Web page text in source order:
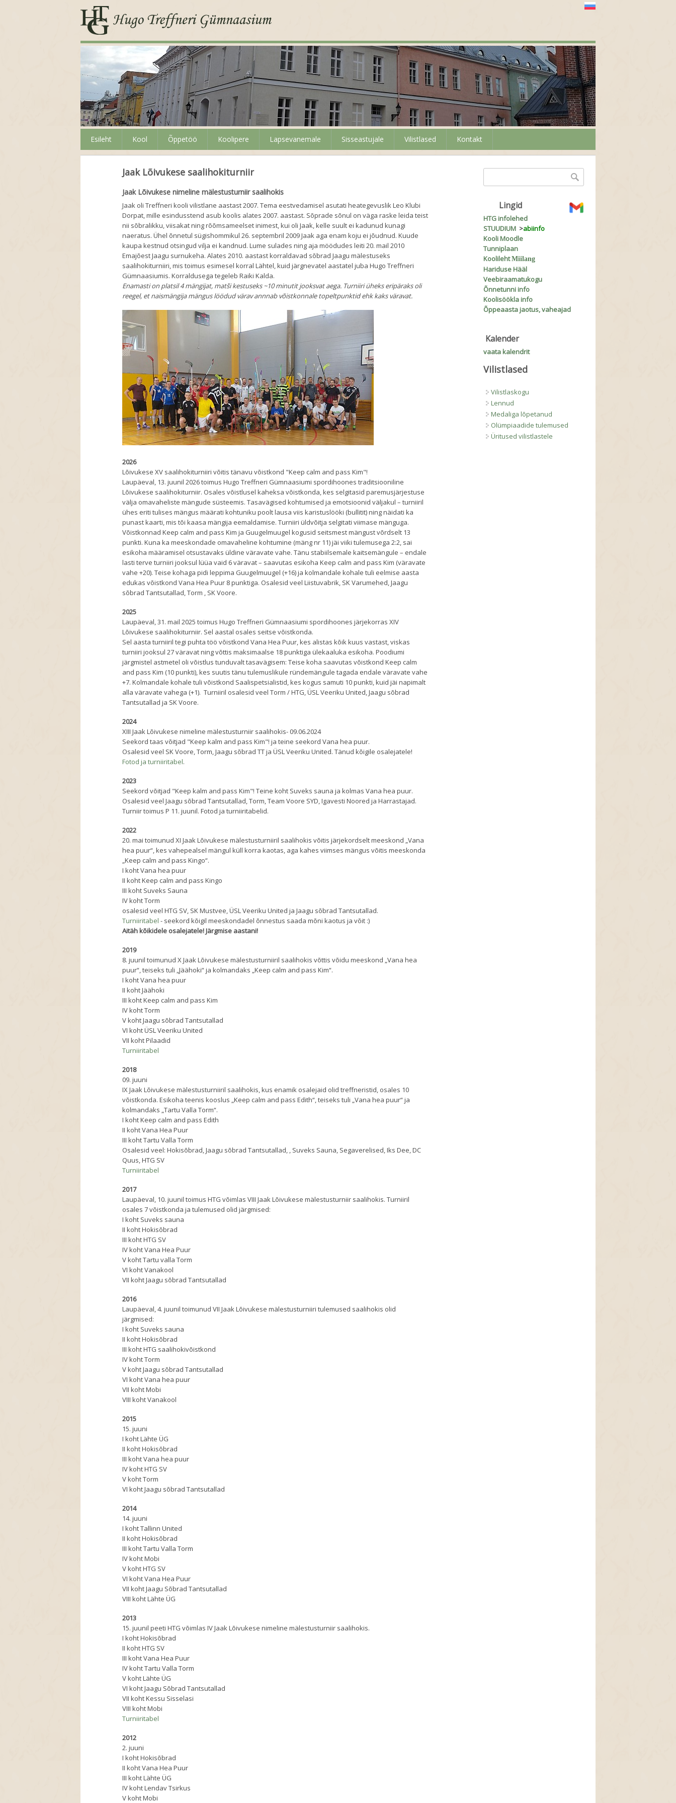
Esileht Kool Õppetöö Koolipere Lapsevanemale Sisseastujale Vilistlased Kontakt
Jaak Lõivukese saalihokiturniir
Jaak Lõivukese nimeline mälestusturniir saalihokis
Jaak oli Treffneri kooli vilistlane aastast 2007. Tema eestvedamisel asutati heategevuslik Leo Klubi
Dorpat, mille esindusstend asub koolis alates 2007. aastast. Sõprade sõnul on väga raske leida teist
nii sõbralikku, viisakat ning rõõmsameelset inimest, kui oli Jaak, kelle suult ei kadunud kunagi
naeratus. Ühel õnnetul sügishommikul 26. septembril 2009 Jaak aga enam koju ei jõudnud. Kuude
kaupa kestnud otsingud vilja ei kandnud. Lume sulades ning aja möödudes leiti 20. mail 2010
Emajõest Jaagu surnukeha. Alates 2010. aastast korraldavad sõbrad Jaagu mälestuseks
saalihokiturniiri, mis toimus esimesel korral Lähtel, kuid järgnevatel aastatel juba Hugo Treffneri
Gümnaasiumis. Korraldusega tegeleb Raiki Kalda.
Enamasti on platsil 4 mängijat, matši kestuseks ~10 minutit jooksvat aega. Turniiri üheks eripäraks oli
reegel, et naismängija mängus löödud värav annnab võistkonnale topeltpunktid ehk kaks väravat.
2026
Lõivukese XV saalihokiturniiri võitis tänavu võistkond "Keep calm and pass Kim"!
Laupäeval, 13. juunil 2026 toimus Hugo Treffneri Gümnaasiumi spordihoones traditsiooniline
Lõivukese saalihokiturniir. Osales võistlusel kaheksa võistkonda, kes selgitasid paremusjärjestuse
välja omavaheliste mängude süsteemis. Tasavägised kohtumised ja emotsioonid väljakul – turniiril
ühes eriti tulises mängus määrati kohtuniku poolt lausa viis karistuslööki (bullitit) ning näidati ka
punast kaarti, mis tõi kaasa mängija eemaldamise. Turniiri üldvõitja selgitati viimase mänguga.
Võistkonnad Keep calm and pass Kim ja Guugelmuugel kogusid seitsmest mängust võrdselt 13
punkti. Kuna ka meeskondade omavaheline kohtumine (mäng nr 11) jäi viiki tulemusega 2:2, sai
esikoha määramisel otsustavaks üldine väravate vahe. Tänu stabiilsemale kaitsemängule – endale
lasti terve turniiri jooksul lüüa vaid 6 väravat – saavutas esikoha Keep calm and pass Kim (väravate
vahe +20). Teise kohaga pidi leppima Guugelmuugel (+16) ja kolmandale kohale tuli eelmise aasta
edukas võistkond Vana Hea Puur 8 punktiga. Osalesid veel Liistuvabrik, SK Varumehed, Jaagu
sõbrad Tantsutallad, Torm , SK Voore.
2025
Laupäeval, 31. mail 2025 toimus Hugo Treffneri Gümnaasiumi spordihoones järjekorras XIV
Lõivukese saalihokiturniir. Sel aastal osales seitse võistkonda.
Sel aasta turniiril tegi puhta töö võistkond Vana Hea Puur, kes alistas kõik kuus vastast, viskas
turniiri jooksul 27 väravat ning võttis maksimaalse 18 punktiga ülekaaluka esikoha. Poodiumi
järgmistel astmetel oli võistlus tunduvalt tasavägisem: Teise koha saavutas võistkond Keep calm
and pass Kim (10 punkti), kes suutis tänu tulemuslikule ründemängule tagada endale väravate vahe
+7. Kolmandale kohale tuli võistkond Saalispetsialistid, kes kogus samuti 10 punkti, kuid jäi napimalt
alla väravate vahega (+1). Turniiril osalesid veel Torm / HTG, ÜSL Veeriku United, Jaagu sõbrad
Tantsutallad ja SK Voore.
2024
XIII Jaak Lõivukese nimeline mälestusturniir saalihokis- 09.06.2024
Seekord taas võitjad "Keep kalm and pass Kim"! ja teine seekord Vana hea puur.
Osalesid veel SK Voore, Torm, Jaagu sõbrad TT ja ÜSL Veeriku United. Tänud kõigile osalejatele!
Fotod ja turniiritabel.
2023
Seekord võitjad "Keep kalm and pass Kim"! Teine koht Suveks sauna ja kolmas Vana hea puur.
Osalesid veel Jaagu sõbrad Tantsutallad, Torm, Team Voore SYD, Igavesti Noored ja Harrastajad.
Turniir toimus P 11. juunil. Fotod ja turniiritabelid.
2022
20. mai toimunud XI Jaak Lõivukese mälestusturniiril saalihokis võitis järjekordselt meeskond „Vana
hea puur“, kes vahepealsel mängul küll korra kaotas, aga kahes viimses mängus võitis meeskonda
„Keep calm and pass Kingo“.
I koht Vana hea puur
II koht Keep calm and pass Kingo
III koht Suveks Sauna
IV koht Torm
osalesid veel HTG SV, SK Mustvee, ÜSL Veeriku United ja Jaagu sõbrad Tantsutallad.
Turniiritabel - seekord kõigil meeskondadel õnnestus saada mõni kaotus ja võit :)
Aitäh kõikidele osalejatele! Järgmise aastani!
2019
8. juunil toimunud X Jaak Lõivukese mälestusturniiril saalihokis võttis võidu meeskond „Vana hea
puur“, teiseks tuli „Jäähoki“ ja kolmandaks „Keep calm and pass Kim“.
I koht Vana hea puur
II koht Jäähoki
III koht Keep calm and pass Kim
IV koht Torm
V koht Jaagu sõbrad Tantsutallad
VI koht ÜSL Veeriku United
VII koht Pilaadid
Turniiritabel
2018
09. juuni
IX Jaak Lõivukese mälestusturniiril saalihokis, kus enamik osalejaid olid treffneristid, osales 10
võistkonda. Esikoha teenis kooslus „Keep calm and pass Edith“, teiseks tuli „Vana hea puur“ ja
kolmandaks „Tartu Valla Torm“.
I koht Keep calm and pass Edith
II koht Vana Hea Puur
III koht Tartu Valla Torm
Osalesid veel: Hokisõbrad, Jaagu sõbrad Tantsutallad, , Suveks Sauna, Segaverelised, Iks Dee, DC
Quus, HTG SV
Turniiritabel
2017
Laupäeval, 10. juunil toimus HTG võimlas VIII Jaak Lõivukese mälestusturniir saalihokis. Turniiril
osales 7 võistkonda ja tulemused olid järgmised:
I koht Suveks sauna
II koht Hokisõbrad
III koht HTG SV
IV koht Vana Hea Puur
V koht Tartu valla Torm
VI koht Vanakool
VII koht Jaagu sõbrad Tantsutallad
2016
Laupäeval, 4. juunil toimunud VII Jaak Lõivukese mälestusturniiri tulemused saalihokis olid
järgmised:
I koht Suveks sauna
II koht Hokisõbrad
III koht HTG saalihokivõistkond
IV koht Torm
V koht Jaagu sõbrad Tantsutallad
VI koht Vana hea puur
VII koht Mobi
VIII koht Vanakool
2015
15. juuni
I koht Lähte ÜG
II koht Hokisõbrad
III koht Vana hea puur
IV koht HTG SV
V koht Torm
VI koht Jaagu sõbrad Tantsutallad
2014
14. juuni
I koht Tallinn United
II koht Hokisõbrad
III koht Tartu Valla Torm
IV koht Mobi
V koht HTG SV
VI koht Vana Hea Puur
VII koht Jaagu Sõbrad Tantsutallad
VIII koht Lähte ÜG
2013
15. juunil peeti HTG võimlas IV Jaak Lõivukese nimeline mälestusturniir saalihokis.
I koht Hokisõbrad
II koht HTG SV
III koht Vana Hea Puur
IV koht Tartu Valla Torm
V koht Lähte ÜG
VI koht Jaagu Sõbrad Tantsutallad
VII koht Kessu Sisselasi
VIII koht Mobi
Turniiritabel
2012
2. juuni
I koht Hokisõbrad
II koht Vana Hea Puur
III koht Lähte ÜG
IV koht Lendav Tsirkus
V koht Mobi
Otsinguvorm
Lingid
HTG infolehed
STUUDIUM >abiinfo
Kooli Moodle
Tunniplaan
KoolilehtMiilang
Hariduse Hääl
Veebiraamatukogu
Õnnetunni info
Koolisöökla info
Õppeaasta jaotus, vaheajad
Kalender
vaata kalendrit
Vilistlased
Vilistlaskogu
Lennud
Medaliga lõpetanud
Olümpiaadide tulemused
Üritused vilistlastele